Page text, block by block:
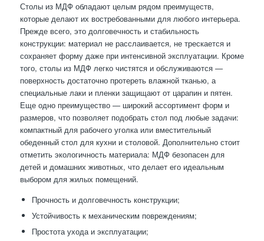
Столы из МДФ обладают целым рядом преимуществ,
которые делают их востребованными для любого интерьера.
Прежде всего, это долговечность и стабильность
конструкции: материал не расслаивается, не трескается и
сохраняет форму даже при интенсивной эксплуатации. Кроме
того, столы из МДФ легко чистятся и обслуживаются —
поверхность достаточно протереть влажной тканью, а
специальные лаки и пленки защищают от царапин и пятен.
Еще одно преимущество — широкий ассортимент форм и
размеров, что позволяет подобрать стол под любые задачи:
компактный для рабочего уголка или вместительный
обеденный стол для кухни и столовой. Дополнительно стоит
отметить экологичность материала: МДФ безопасен для
детей и домашних животных, что делает его идеальным
выбором для жилых помещений.
Прочность и долговечность конструкции;
Устойчивость к механическим повреждениям;
Простота ухода и эксплуатации;